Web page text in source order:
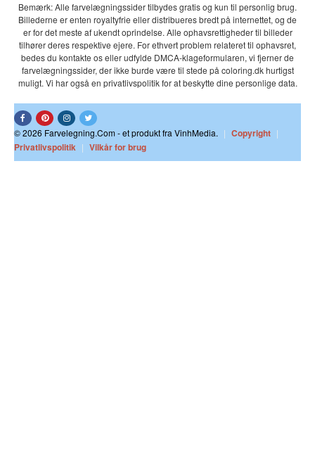
Bemærk: Alle farvelægningssider tilbydes gratis og kun til personlig brug.
Billederne er enten royaltyfrie eller distribueres bredt på internettet, og de
er for det meste af ukendt oprindelse. Alle ophavsrettigheder til billeder
tilhører deres respektive ejere. For ethvert problem relateret til ophavsret,
bedes du kontakte os eller udfylde DMCA-klageformularen, vi fjerner de
farvelægningssider, der ikke burde være til stede på coloring.dk hurtigst
muligt. Vi har også en privatlivspolitik for at beskytte dine personlige data.
© 2026 Farvelegning.Com - et produkt fra VinhMedia. | Copyright |
Privatlivspolitik | Vilkår for brug